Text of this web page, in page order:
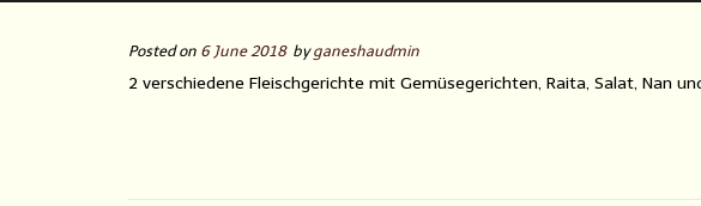
Posted on 6 June 2018 byganeshaudmin
2 verschiedene Fleischgerichte mit Gemüsegerichten, Raita, Salat, Nan